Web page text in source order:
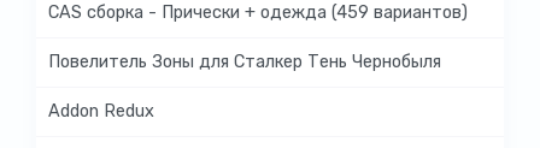
CAS сборка - Прически + одежда (459 вариантов)
Повелитель Зоны для Сталкер Тень Чернобыля
Addon Redux